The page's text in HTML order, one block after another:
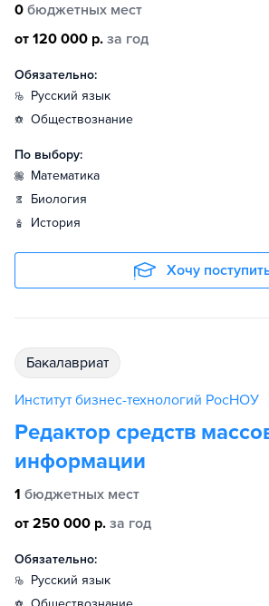
0 бюджетных мест
от 120 000 р. за год
Обязательно:
русский язык
обществознание
По выбору:
математика
биология
история
Хочу
бакалавриат
Институт бизнес-технологий РосНОУ
Редактор средств
информации
1 бюджетных мест
от 250 000 р. за год
Обязательно:
русский язык